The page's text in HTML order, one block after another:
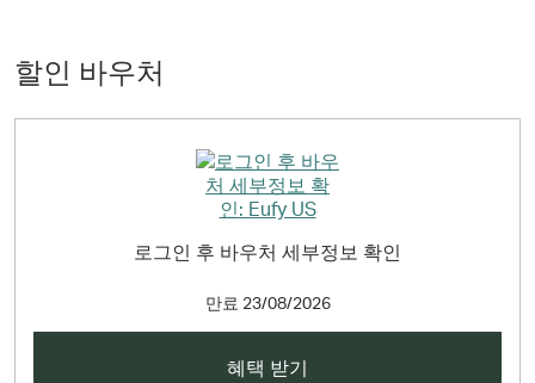
from worries.
할인 바우처
로그인 후 바우처 세부정보 확인
만료 23/08/2026
혜택 받기